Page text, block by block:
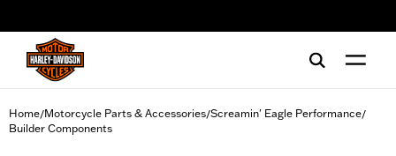
Home/Motorcycle Parts & Accessories/Screamin' Eagle Performance/
Builder Components